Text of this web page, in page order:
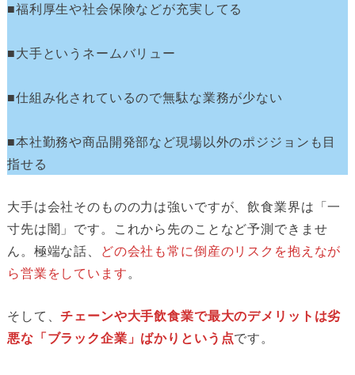
■福利厚生や社会保険などが充実してる
■大手というネームバリュー
■仕組み化されているので無駄な業務が少ない
■本社勤務や商品開発部など現場以外のポジジョンも目
指せる
大手は会社そのものの力は強いですが、飲食業界は「一
寸先は闇」です。これから先のことなど予測できませ
ん。極端な話、
どの会社も常に倒産のリスクを抱えなが
ら営業をしています 。
そして、チェーンや大手飲食業で最大のデメリットは劣
悪な「ブラック企業」ばかりという点です。